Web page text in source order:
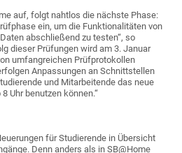
auf, folgt nahtlos die nächste Phase:
ein, um die Funktionalitäten von
abschließend zu testen“, so
dieser Prüfungen wird am 3. Januar
umfangreichen Prüfprotokollen
Anpassungen an Schnittstellen
und Mitarbeitende das neue
Uhr benutzen können.“
für Studierende in Übersicht
Denn anders als in SB@Home